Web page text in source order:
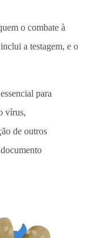
o combate à
a testagem, e o
para
vírus,
de outros